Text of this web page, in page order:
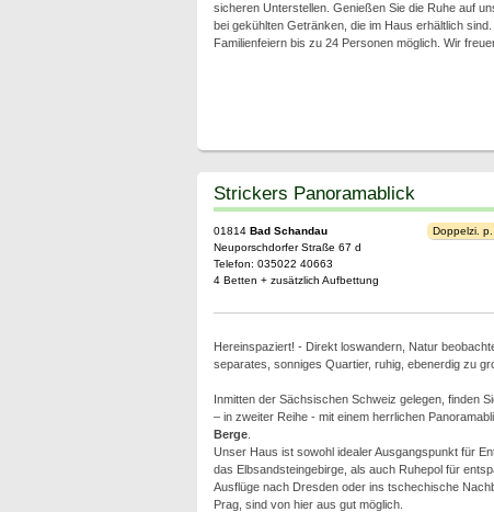
sicheren Unterstellen. Genießen Sie die Ruhe auf
bei gekühlten Getränken, die im Haus erhältlich
Familienfeiern bis zu 24 Personen möglich. Wir
Strickers Panoramablick
01814 Bad Schandau
Neuporschdorfer Straße 67 d
Telefon: 035022 40663
4 Betten + zusätzlich Aufbettung
Doppelzi.
Hereinspaziert! - Direkt loswandern, Natur
separates, sonniges Quartier, ruhig, ebenerdig zu
Inmitten der Sächsischen Schweiz gelegen, finden
– in zweiter Reihe - mit einem herrlichen
Berge.
Unser Haus ist sowohl idealer Ausgangspunkt für
das Elbsandsteingebirge, als auch Ruhepol für
Ausflüge nach Dresden oder ins tschechische
Prag, sind von hier aus gut möglich.